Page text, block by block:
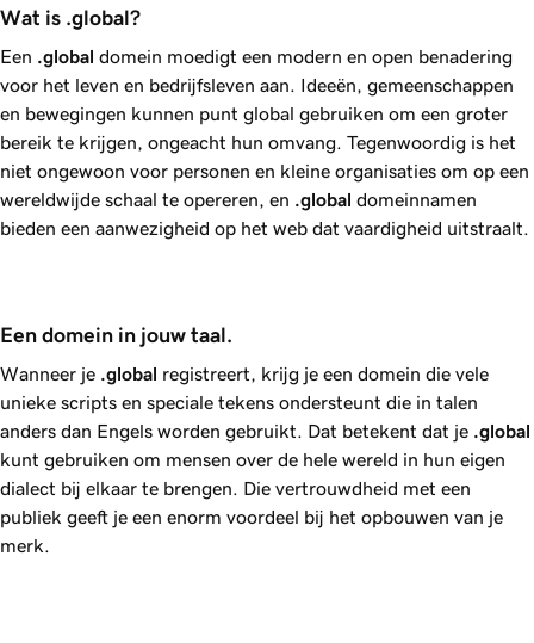
Wat is .global?
Een .global domein moedigt een modern en open benadering
voor het leven en bedrijfsleven aan. Ideeën, gemeenschappen
en bewegingen kunnen punt global gebruiken om een groter
bereik te krijgen, ongeacht hun omvang. Tegenwoordig is het
niet ongewoon voor personen en kleine organisaties om op een
wereldwijde schaal te opereren, en .global domeinnamen
bieden een aanwezigheid op het web dat vaardigheid uitstraalt.
Een domein in jouw taal.
Wanneer je .global registreert, krijg je een domein die vele
unieke scripts en speciale tekens ondersteunt die in talen
anders dan Engels worden gebruikt. Dat betekent dat je .global
kunt gebruiken om mensen over de hele wereld in hun eigen
dialect bij elkaar te brengen. Die vertrouwdheid met een
publiek geeft je een enorm voordeel bij het opbouwen van je
merk.